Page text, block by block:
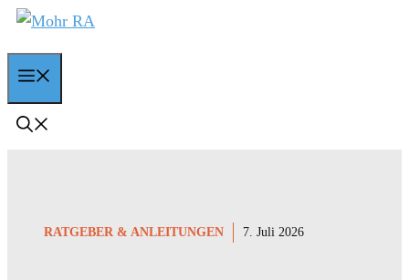
Zum
springen
RATGEBER & ANLEITUNGEN 7. Juli 2026